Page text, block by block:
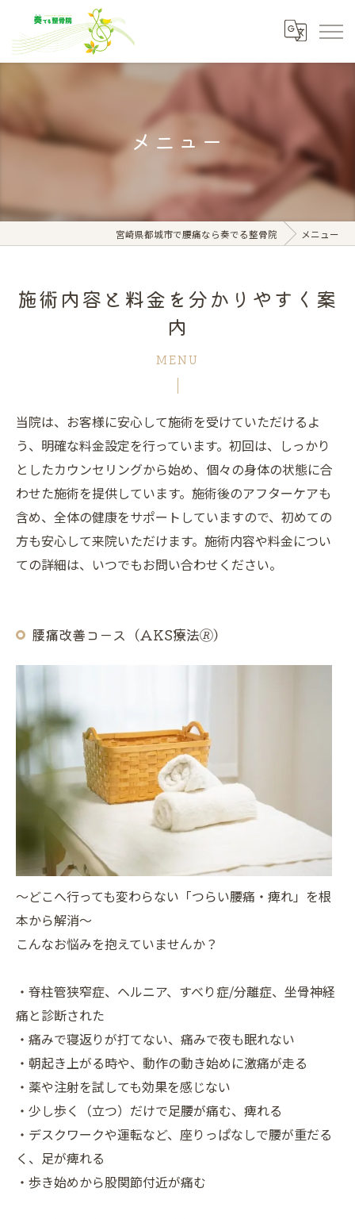
メニュー
宮崎県都城市で腰痛なら奏でる整骨院 メニュー
施術内容と料金を分かりやすく案
内
MENU
当院は、お客様に安心して施術を受けていただけるよ
う、明確な料金設定を行っています。初回は、しっかり
としたカウンセリングから始め、個々の身体の状態に合
わせた施術を提供しています。施術後のアフターケアも
含め、全体の健康をサポートしていますので、初めての
方も安心して来院いただけます。施術内容や料金につい
ての詳細は、いつでもお問い合わせください。
腰痛改善コース（AKS療法🄬）
～どこへ行っても変わらない「つらい腰痛・痺れ」を根
本から解消～
こんなお悩みを抱えていませんか？
・脊柱管狭窄症、ヘルニア、すべり症/分離症、坐骨神経
痛と診断された
・痛みで寝返りが打てない、痛みで夜も眠れない
・朝起き上がる時や、動作の動き始めに激痛が走る
・薬や注射を試しても効果を感じない
・少し歩く（立つ）だけで足腰が痛む、痺れる
・デスクワークや運転など、座りっぱなしで腰が重だる
く、足が痺れる
・歩き始めから股関節付近が痛む